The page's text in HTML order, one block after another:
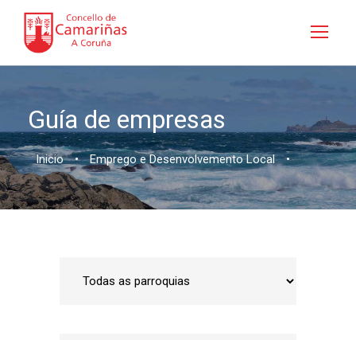
Guía de empresas
Inicio • Emprego e Desenvolvemento Local •